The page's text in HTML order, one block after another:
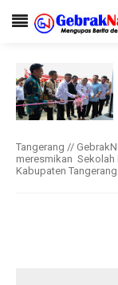
Tangerang //
meresmikan Sekolah
Kabupaten Tangerang